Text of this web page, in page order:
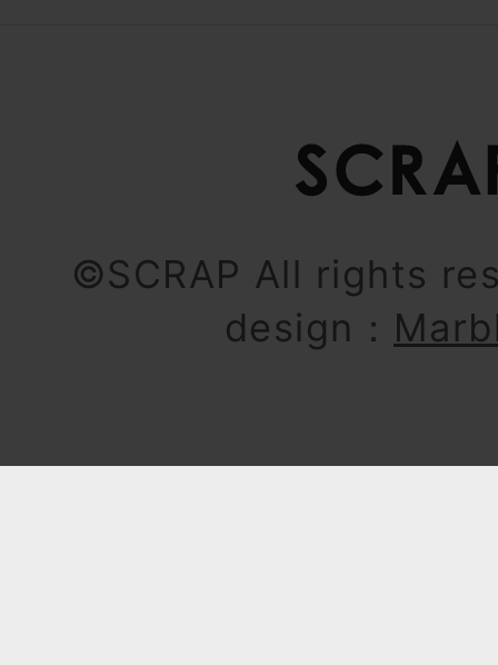
©SCRAP All rights
design：